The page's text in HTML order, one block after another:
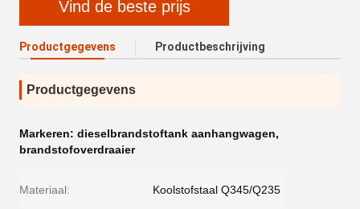
Vind de beste prijs
Productgegevens Productbeschrijving
Productgegevens
Markeren: dieselbrandstoftank aanhangwagen,
brandstofoverdraaier
Materiaal: Koolstofstaal Q345/Q235